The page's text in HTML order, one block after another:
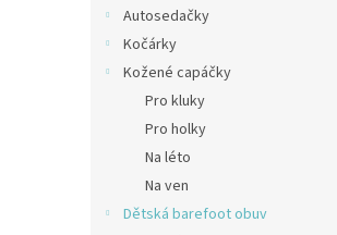
Autosedačky
Kočárky
Kožené capáčky
Pro kluky
Pro holky
Na léto
Na ven
Dětská barefoot obuv